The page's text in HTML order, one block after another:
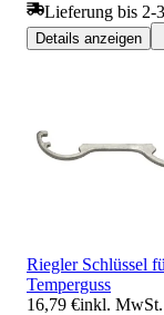
Lieferung bis 2-
Details anzeigen
Riegler Schlüssel
Temperguss
16,79 €inkl. MwSt.